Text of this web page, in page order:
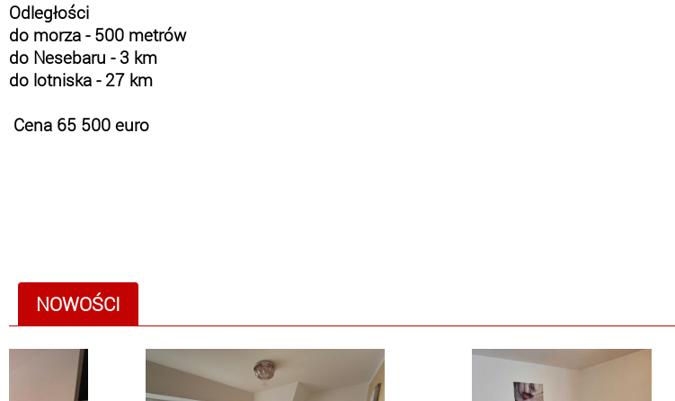
Odległości
do morza - 500 metrów
do Nesebaru - 3 km
do lotniska - 27 km
Cena 65 500 euro
NOWOŚCI